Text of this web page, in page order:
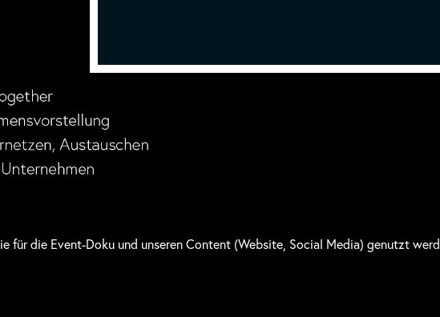
für die Event-Doku und unseren Content (Website, Social Media) genutzt